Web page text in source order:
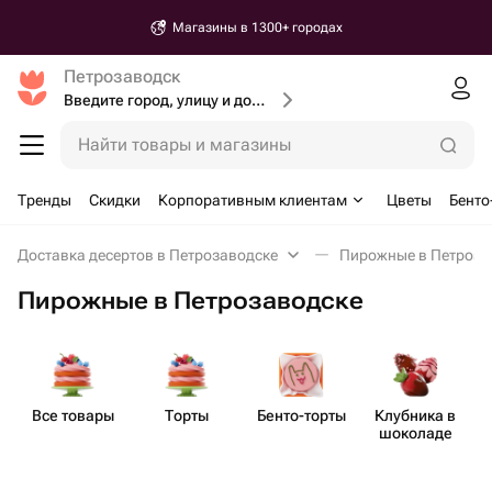
Магазины в 1300+ городах
Петрозаводск
Введите город, улицу и дом доставки
Найти товары и магазины
Тренды Скидки Корпоративным клиентам Цветы
Доставка десертов в Петрозаводске Пирожные в
Пирожные в Петрозаводске
Все товары Торты Бенто​-торты
Клубника в
шоколаде